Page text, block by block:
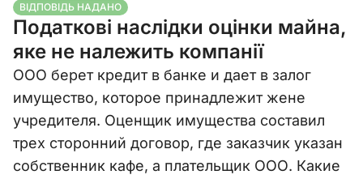
ВІДПОВІДЬ НАДАНО
Податкові наслідки оцінки майна,
яке не належить компанії
ООО берет кредит в банке и дает в залог
имущество, которое принадлежит жене
учредителя. Оценщик имущества составил
трех сторонний договор, где заказчик указан
собственник кафе, а плательщик ООО. Какие